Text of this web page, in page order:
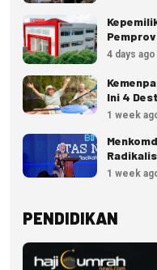
Pemda
4 days ago
Ini 4
1 week
1 week
PENDIDIKAN